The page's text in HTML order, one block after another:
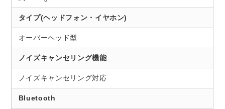
タイプ(ヘッドフォン・イヤホン)
オーバーヘッド型
ノイズキャンセリング機能
ノイズキャンセリング対応
Bluetooth